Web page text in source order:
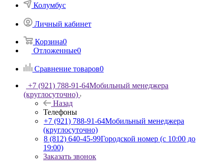
Колумбус
Личный кабинет
Корзина0
Отложенные0
Сравнение товаров0
+7 (921) 788-91-64Мобильный менеджера
(круглосуточно)
Назад
Телефоны
+7 (921) 788-91-64Мобильный менеджера
(круглосуточно)
8 (812) 640-45-99Городской номер (с 10:00 до
19:00)
Заказать звонок